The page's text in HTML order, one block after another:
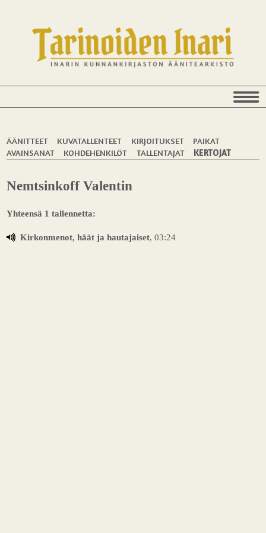
ÄÄNITTEET KUVATALLENTEET KIRJOITUKSET
PAIKAT
AVAINSANAT
KOHDEHENKILÖT TALLENTAJAT KERTOJAT
Nemtsinkoff Valentin
Yhteensä 1 tallennetta:
Kirkonmenot, häät ja hautajaiset, 03:24